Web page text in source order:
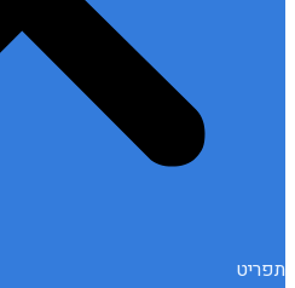
תפריט